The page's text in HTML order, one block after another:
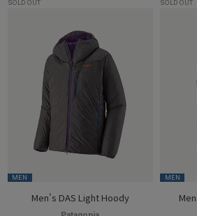
SOLD OUT
MEN
Men's DAS Light Hoody
SOLD OUT
MEN